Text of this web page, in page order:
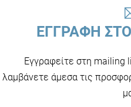
ΕΓΓΡΑΦΗ ΣΤΟ
Εγγραφείτε στη mailing
λαμβάνετε άμεσα τις